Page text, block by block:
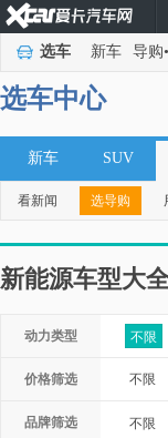
选车 新车 导购•
选车中心
新车 SUV
看新闻 选导购
新能源车型大
动力类型 不限
价格筛选 不限
品牌筛选 不限